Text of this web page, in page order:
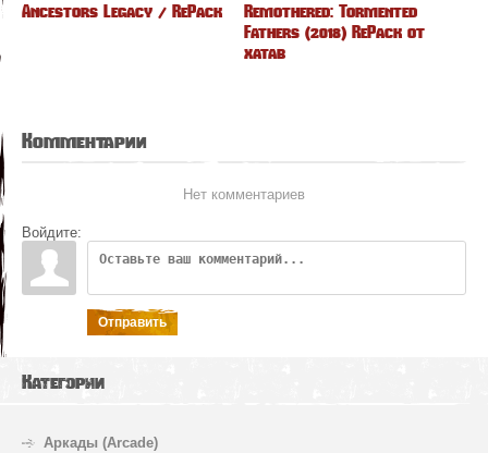
Ancestors Legacy / RePack
Remothered: Tormented
Fathers (2018) RePack от
xatab
Комментарии
Нет комментариев
Войдите:
Отправить
Категории
Аркады (Arcade)